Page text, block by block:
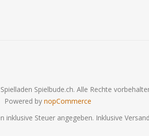
Spielbude.ch. Alle Rechte
Powered by nopCommerce
inklusive Steuer angegeben. Inklusive Versand